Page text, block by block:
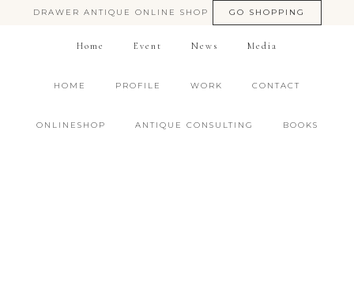
DRAWER ANTIQUE ONLINE SHOP GO SHOPPING
Home Event News Media
HOME PROFILE WORK CONTACT
ONLINESHOP ANTIQUE CONSULTING BOOKS